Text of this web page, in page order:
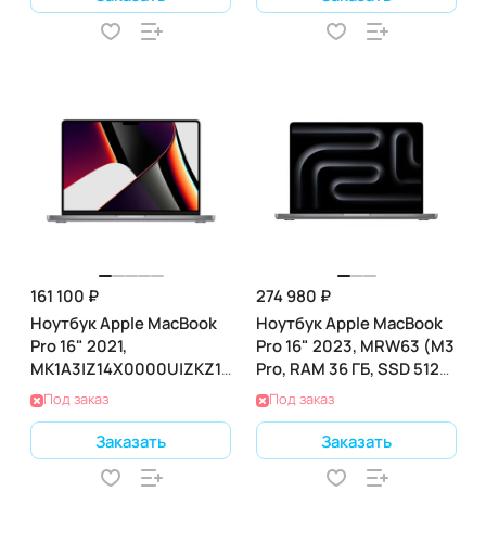
161 100 ₽
Ноутбук Apple MacBook
Pro 16" 2021,
MK1A3|Z14X0000U|ZKZ14V0028J
(M1 Max 3.2 ГГц, RAM 32
ГБ, SSD 1 ТБ), Gray
Под заказ
Заказать
274 980 ₽
Ноутбук Apple MacBook
Pro 16" 2023, MRW63 (M3
Pro, RAM 36 ГБ, SSD 512
ГБ), Silver
Под заказ
Заказать